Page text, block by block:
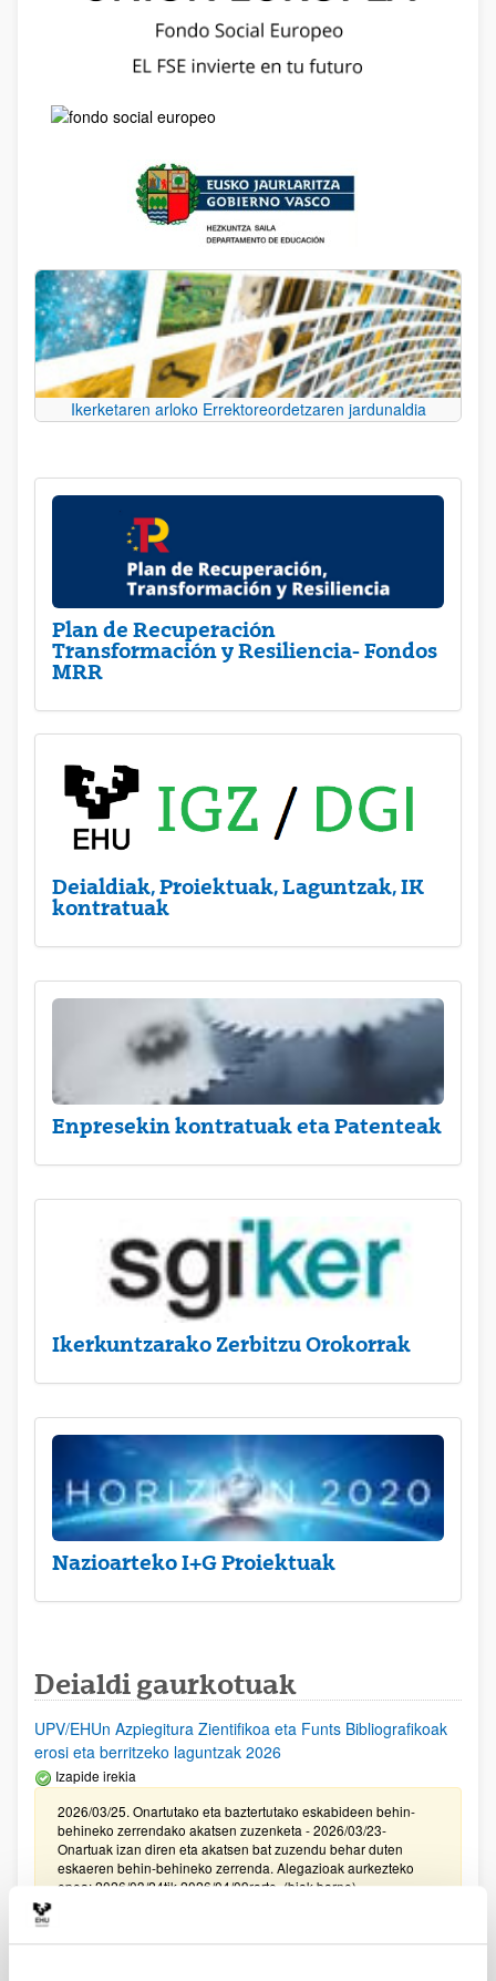
Ikerketaren arloko Errektoreordetzaren jardunaldia
Plan de Recuperación
Transformación y Resiliencia- Fondos
MRR
Deialdiak, Proiektuak, Laguntzak, IK
kontratuak
Enpresekin kontratuak eta Patenteak
Ikerkuntzarako Zerbitzu Orokorrak
Nazioarteko I+G Proiektuak
Deialdi gaurkotuak
UPV/EHUn Azpiegitura Zientifikoa eta Funts Bibliografikoak
erosi eta berritzeko laguntzak 2026
Izapide irekia
2026/03/25. Onartutako eta baztertutako eskabideen behin-
behineko zerrendako akatsen zuzenketa - 2026/03/23-
Onartuak izan diren eta akatsen bat zuzendu behar duten
eskaeren behin-behineko zerrenda. Alegazioak aurkezteko
epea: 2026/03/24tik 2026/04/09rarte. (biak barne)
Zientzia, Teknologia eta Berrikuntza arloetako kultura